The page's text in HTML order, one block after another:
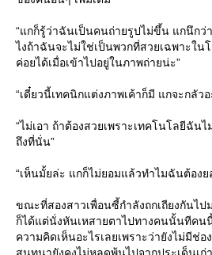
“แกก็รู้ว่าฉันเป็นคนถ่ายรูปไม่ขึ้น แกนึก
ไงถ้าฉันจะไม่ใช่เป็นพวกที่สวยเฉพาะใน
ค่อยได้เมื่อเข้าไปอยู่ในภาพถ่ายน่ะ”
“เดี๋ยวนี้เทคนิกแต่งภาพเค้าก็มี แกจะกลัวอ
“ไม่เอา ถ้าต้องสวยเพราะเทคโนโลยีฉัน
ถึงที่นั่น”
“เห็นมั้ยล่ะ แกก็ไม่ยอมแล้วทำไมฉันต้องย
ขณะที่สองสาวเพื่อนซี้กำลังถกเถียงกันไป
ก็ได้แต่นั่งหันเหสายตาไปทางคนนั้นทีคน
ความคิดเห็นอะไรเลยเพราะว่ายังไม่มีช่